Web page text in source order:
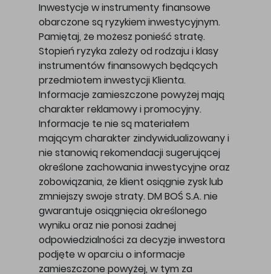
Inwestycje w instrumenty finansowe
obarczone są ryzykiem inwestycyjnym.
Pamiętaj, że możesz ponieść stratę.
Stopień ryzyka zależy od rodzaju i klasy
instrumentów finansowych będących
przedmiotem inwestycji Klienta.
Informacje zamieszczone powyżej mają
charakter reklamowy i promocyjny.
Informacje te nie są materiałem
mającym charakter zindywidualizowany i
nie stanowią rekomendacji sugerującej
określone zachowania inwestycyjne oraz
zobowiązania, że klient osiągnie zysk lub
zmniejszy swoje straty. DM BOŚ S.A. nie
gwarantuje osiągnięcia określonego
wyniku oraz nie ponosi żadnej
odpowiedzialności za decyzje inwestora
podjęte w oparciu o informacje
zamieszczone powyżej, w tym za